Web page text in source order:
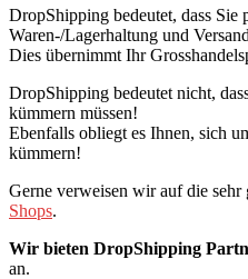
DropShipping bedeutet, dass Sie
Waren-/Lagerhaltung und
Dies übernimmt Ihr
DropShipping bedeutet nicht,
kümmern müssen!
Ebenfalls obliegt es Ihnen, sich
kümmern!
Gerne verweisen wir auf die sehr
Shops.
Wir bieten DropShipping
an.